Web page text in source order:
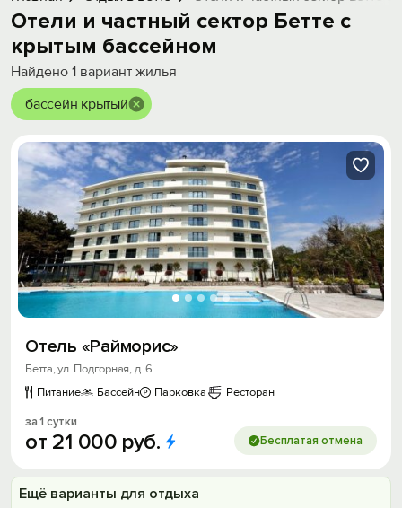
Отели и частный сектор Бетте с
крытым бассейном
Найдено 1 вариант жилья
бассейн крытый
Отель «Райморис»
Бетта, ул. Подгорная, д. 6
Питание
Бассейн Парковка Ресторан
за 1 сутки
от 21 000 руб. Бесплатая отмена
Ещё варианты для отдыха